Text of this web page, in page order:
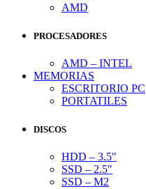
AMD
PROCESADORES
AMD – INTEL
MEMORIAS
ESCRITORIO PC
PORTATILES
DISCOS
HDD – 3.5″
SSD – 2.5″
SSD – M2